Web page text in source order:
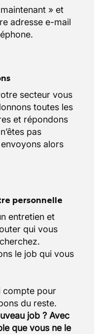
» et
adresse e-mail
secteur vous
toutes les
et répondons
pas
alors
personnelle
entretien et
qui vous
le job qui vous
compte pour
job ? Avec
que vous ne le